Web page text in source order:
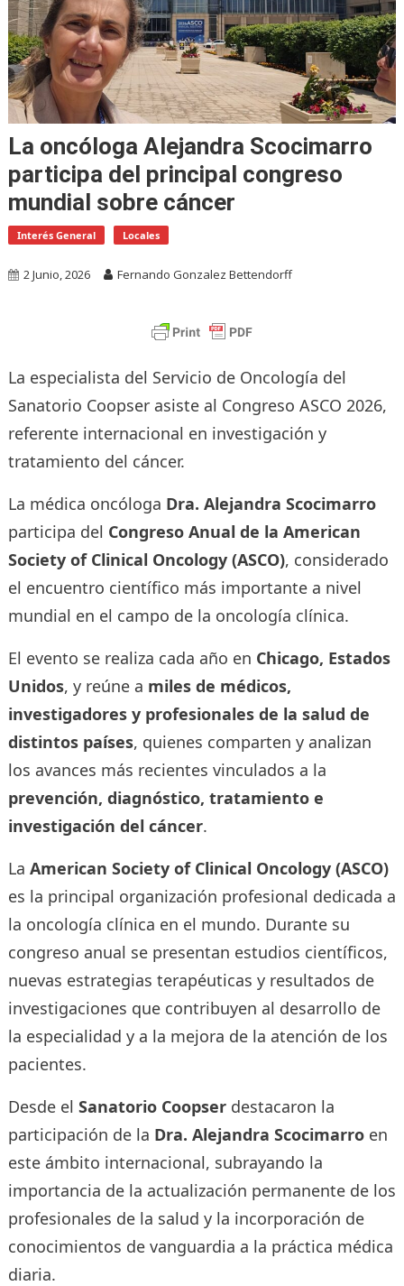
La oncóloga Alejandra Scocimarro
participa del principal congreso
mundial sobre cáncer
Interés General Locales
2 Junio, 2026 Fernando Gonzalez Bettendorff
La especialista del Servicio de Oncología del
Sanatorio Coopser asiste al Congreso ASCO 2026,
referente internacional en investigación y
tratamiento del cáncer.
La médica oncóloga Dra. Alejandra Scocimarro
participa del Congreso Anual de la American
Society of Clinical Oncology (ASCO), considerado
el encuentro científico más importante a nivel
mundial en el campo de la oncología clínica.
El evento se realiza cada año en Chicago, Estados
Unidos, y reúne a miles de médicos,
investigadores y profesionales de la salud de
distintos países, quienes comparten y analizan
los avances más recientes vinculados a la
prevención, diagnóstico, tratamiento e
investigación del cáncer.
La American Society of Clinical Oncology (ASCO)
es la principal organización profesional dedicada a
la oncología clínica en el mundo. Durante su
congreso anual se presentan estudios científicos,
nuevas estrategias terapéuticas y resultados de
investigaciones que contribuyen al desarrollo de
la especialidad y a la mejora de la atención de los
pacientes.
Desde el Sanatorio Coopserdestacaron la
participación de la Dra. Alejandra Scocimarroen
este ámbito internacional, subrayando la
importancia de la actualización permanente de los
profesionales de la salud y la incorporación de
conocimientos de vanguardia a la práctica médica
diaria.